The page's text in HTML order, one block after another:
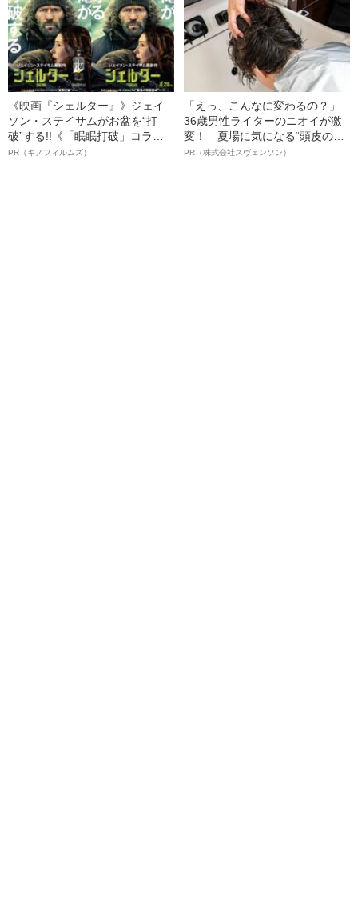
《映画『シェルター』》ジェイ
ソン・ステイサムがお盆を“打
破”する!!《「眠眠打破」コラ
ボ》
PR（キノフィルムズ）
「えっ、こんなに変わるの？」
36歳男性ライターのニオイが激
変！ 夏場に気になる“頭皮のニ
オイ”や“ベタつき”を解消す
PR（株式会社スヴェンソン）